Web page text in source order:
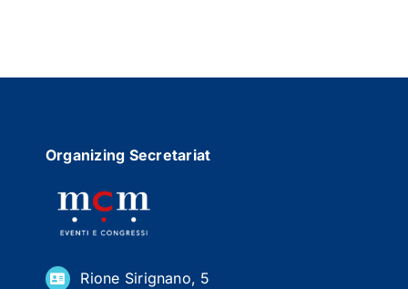
Organizing Secretariat
Rione Sirignano, 5